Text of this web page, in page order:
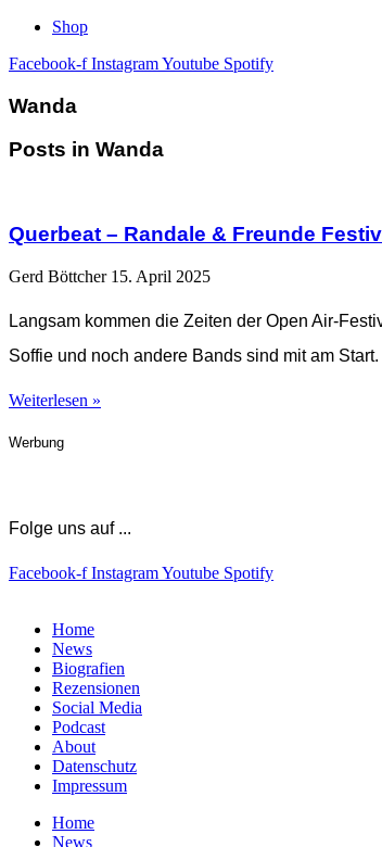
Shop
Facebook-f InstagramYoutube Spotify
Wanda
Posts in Wanda
Querbeat – Randale & Freunde
Gerd Böttcher 15. April 2025
Langsam kommen die Zeiten der Open Air-
Soffie und noch andere Bands sind mit am
Weiterlesen »
Werbung
Folge uns auf ...
Facebook-f InstagramYoutube Spotify
Home
News
Biografien
Rezensionen
Social Media
Podcast
About
Datenschutz
Impressum
Home
News